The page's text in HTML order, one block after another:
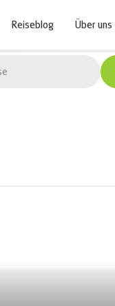
Reiseblog Über uns